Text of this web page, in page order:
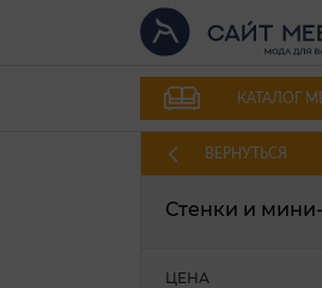
КАТАЛОГ
ВЕРНУТЬСЯ
Стенки и
ЦЕНА